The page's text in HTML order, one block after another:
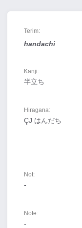
Terim:
handachi
Kanji:
半立ち
Hiragana:
ÇJ はんだち
Not:
-
Note:
-